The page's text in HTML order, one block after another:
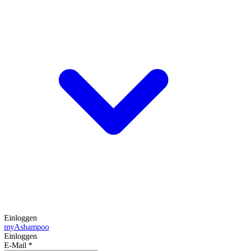
Einloggen
myAshampoo
Einloggen
E-Mail *